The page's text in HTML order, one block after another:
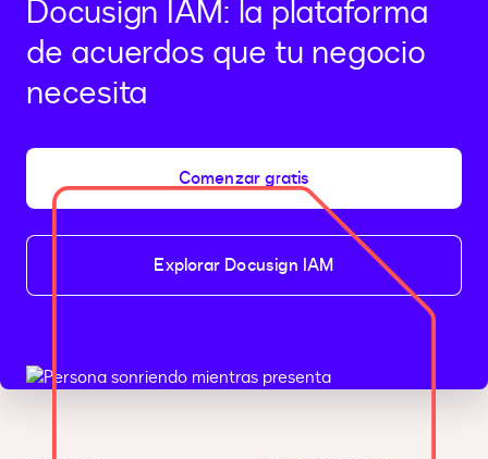
Docusign IAM: la plataforma
de acuerdos que tu negocio
necesita
Comenzar gratis
Explorar Docusign IAM